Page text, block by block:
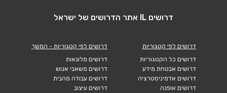
דרושים IL אתר הדרושים של ישראל
דרושים לפי קטגוריות
דרושים כל הקטגוריות
דרושים אבטחת מידע
דרושים אדמיניסטרציה
דרושים אופנה
דרושים לפי קטגוריות - המשך
דרושים מלונאות
דרושים משאבי אנוש
דרושים עבודה מהבית
דרושים עיצוב